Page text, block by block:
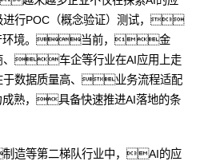
行POC（概念验证）测试，
产环境。当前，金
车企等行业在AI应用上走
数据质量高、业务流程适配
熟，具备快速推进AI落地的条
造等第二梯队行业中，AI的应